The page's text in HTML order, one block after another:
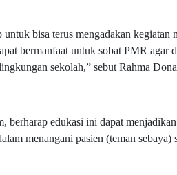
bisa terus mengadakan kegiatan
bermanfaat untuk sobat PMR agar
sekolah,” sebut Rahma
berharap edukasi ini dapat
menangani pasien (teman